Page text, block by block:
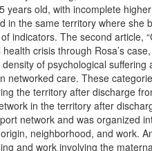
years old, with incomplete
in the same territory where
indicators. The second
crisis through Rosa’s
of psychological
networked care. These
the territory after discharge
in the territory after
network and was organized
neighborhood, and work.
and work involving the